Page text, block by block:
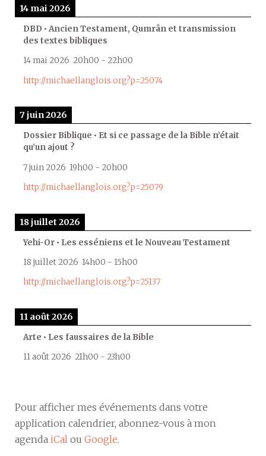
14 mai 2026
DBD • Ancien Testament, Qumrân et transmission
des textes bibliques
14 mai 2026 20h00 - 22h00
http://michaellanglois.org?p=25074
7 juin 2026
Dossier Biblique • Et si ce passage de la Bible n’était
qu’un ajout ?
7 juin 2026 19h00 - 20h00
http://michaellanglois.org?p=25079
18 juillet 2026
Yehi-Or • Les esséniens et le Nouveau Testament
18 juillet 2026 14h00 - 15h00
http://michaellanglois.org?p=25137
11 août 2026
Arte • Les faussaires de la Bible
11 août 2026 21h00 - 23h00
Pour afficher mes événements dans votre
application calendrier, abonnez-vous à mon
agenda iCal ou Google.